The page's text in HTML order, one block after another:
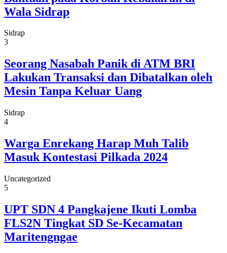
Wala Sidrap
Sidrap
3
Seorang Nasabah Panik di ATM BRI
Lakukan Transaksi dan Dibatalkan oleh
Mesin Tanpa Keluar Uang
Sidrap
4
Warga Enrekang Harap Muh Talib
Masuk Kontestasi Pilkada 2024
Uncategorized
5
UPT SDN 4 Pangkajene Ikuti Lomba
FLS2N Tingkat SD Se-Kecamatan
Maritengngae